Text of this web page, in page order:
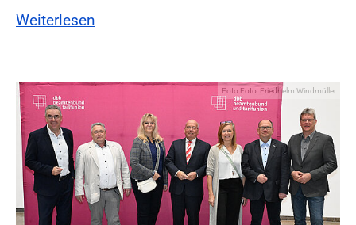
Weiterlesen
Foto:Foto: Friedhelm Windmüller